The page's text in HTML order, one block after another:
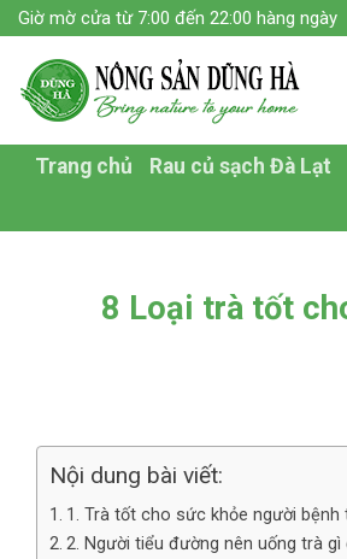
Skip
to
content
Giờ mờ cửa từ 7:00 đến 22:00 hàng ngày
Trang chủ Rau củ sạch Đà Lạt
8 Loại trà tốt
Nội dung bài viết:
1. Trà tốt cho sức khỏe người bệnh
2. Người tiểu đường nên uống trà